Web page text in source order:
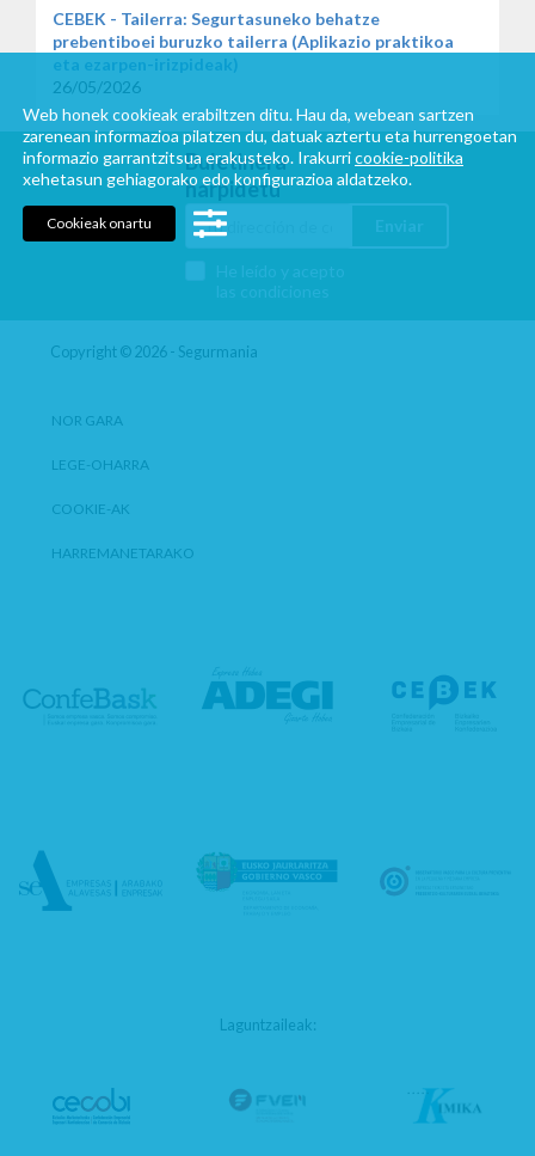
CEBEK - Tailerra: Segurtasuneko behatze
prebentiboei buruzko tailerra (Aplikazio praktikoa
eta ezarpen-irizpideak)
26/05/2026
Buletinera
harpidetu
Copyright © 2026 - Segurmania
NOR GARA
LEGE-OHARRA
COOKIE-AK
HARREMANETARAKO
Laguntzaileak:
Web honek cookieak erabiltzen ditu. Hau da, webean sartzen
zarenean informazioa pilatzen du, datuak aztertu eta hurrengoetan
informazio garrantzitsua erakusteko. Irakurricookie-politika
xehetasun gehiagorako edo konfigurazioa aldatzeko.
Cookieak onartu